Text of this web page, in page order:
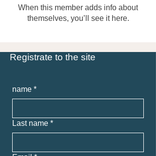
When this member adds info about
themselves, you’ll see it here.
Registrate to the site
name *
Last name *